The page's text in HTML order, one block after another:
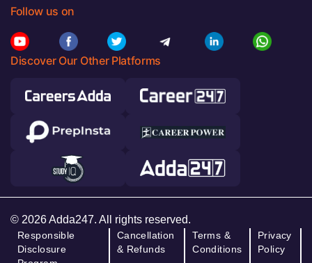
Follow us on
Discover Our Other Platforms
© 2026 Adda247. All rights reserved.
Responsible
Disclosure
Cancellation
& Refunds
Terms &
Conditions
Privacy
Policy